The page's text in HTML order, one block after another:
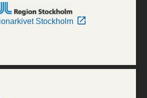
Stockholm